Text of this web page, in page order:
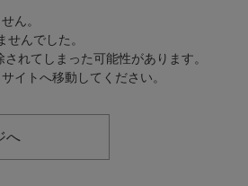
ん。
んでした。
れてしまった可能性があります。
イトへ移動してください。
へ